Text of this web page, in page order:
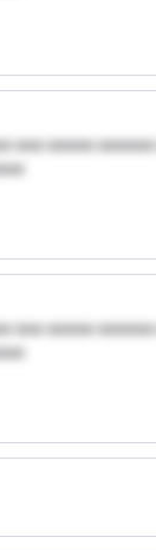
xxx xxxxx
xxx xxxxx